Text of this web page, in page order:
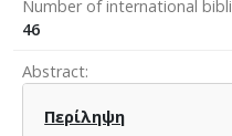
Number of international
46
Abstract
Περίληψη